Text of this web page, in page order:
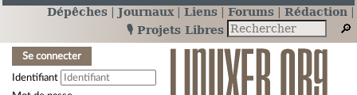
Dépêches Journaux Liens Forums
Rédaction
🎙️ Projets Libres
Se connecter
Identifiant